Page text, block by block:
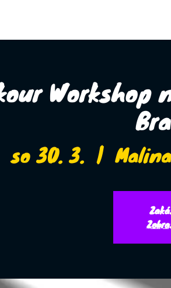
Workshop
so 30. 3.
  |